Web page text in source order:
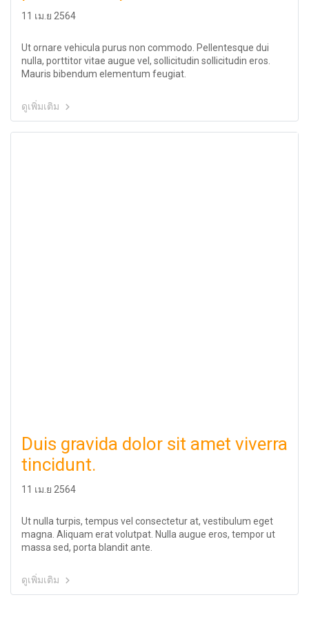
11 เม.ย 2564
Ut ornare vehicula purus non commodo. Pellentesque dui
nulla, porttitor vitae augue vel, sollicitudin sollicitudin eros.
Mauris bibendum elementum feugiat.
ดูเพิ่มเติม
Duis gravida dolor sit amet viverra
tincidunt.
11 เม.ย 2564
Ut nulla turpis, tempus vel consectetur at, vestibulum eget
magna. Aliquam erat volutpat. Nulla augue eros, tempor ut
massa sed, porta blandit ante.
ดูเพิ่มเติม